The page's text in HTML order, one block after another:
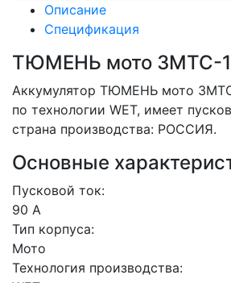
Описание
Спецификация
ТЮМЕНЬ мото 3МТС-
Аккумулятор ТЮМЕНЬ мото
по технологии WET, имеет
страна производства: РОССИЯ.
Основные
Пусковой ток:
90 А
Тип корпуса:
Мото
Технология производства: